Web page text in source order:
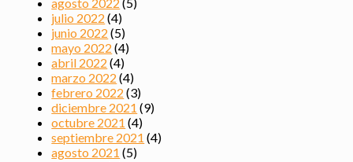
julio 2022 (4)
junio 2022 (5)
mayo 2022 (4)
abril 2022 (4)
marzo 2022 (4)
febrero 2022 (3)
diciembre 2021 (9)
octubre 2021 (4)
septiembre 2021 (4)
agosto 2021 (5)